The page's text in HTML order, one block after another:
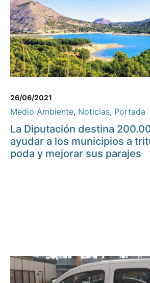
26/06/2021
Medio Ambiente, Noticias, Portada
La Diputación destina
ayudar a los municipios a
poda y mejorar sus parajes